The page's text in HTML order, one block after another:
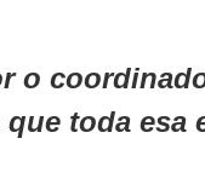
o
toda